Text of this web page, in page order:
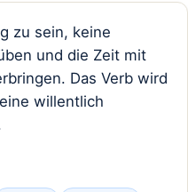
zu sein, keine
und die Zeit mit
Das Verb wird
willentlich